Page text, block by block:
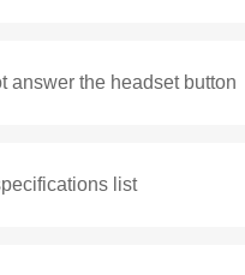
answer the headset button
list